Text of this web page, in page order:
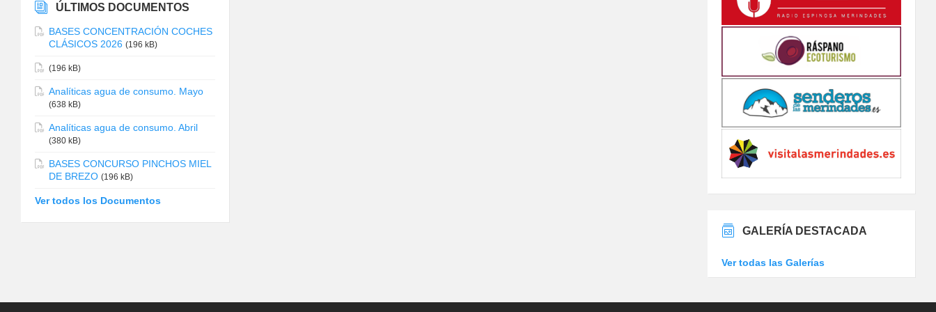
ÚLTIMOS DOCUMENTOS
BASES CONCENTRACIÓN COCHES
CLÁSICOS 2026 (196 kB)
(196 kB)
Analíticas agua de consumo. Mayo
(638 kB)
Analíticas agua de consumo. Abril
(380 kB)
BASES CONCURSO PINCHOS MIEL
DE BREZO (196 kB)
Ver todos los Documentos
GALERÍA DESTACADA
Ver todas las Galerías